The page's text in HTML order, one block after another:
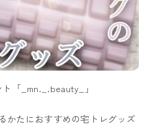
「_mn._.beauty_」
かたにおすすめの宅トレグッズ